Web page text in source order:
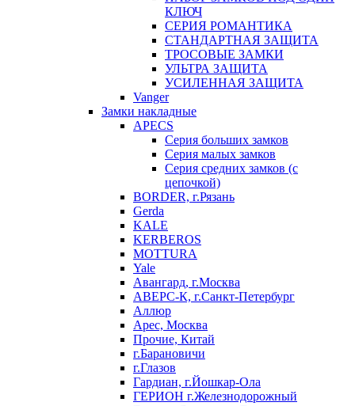
КЛЮЧ
СЕРИЯ РОМАНТИКА
СТАНДАРТНАЯ ЗАЩИТА
ТРОСОВЫЕ ЗАМКИ
УЛЬТРА ЗАЩИТА
УСИЛЕННАЯ ЗАЩИТА
Vanger
Замки накладные
APECS
Серия больших замков
Серия малых замков
Серия средних замков (с
цепочкой)
BORDER, г.Рязань
Gerda
KALE
KERBEROS
MOTTURA
Yale
Авангард, г.Москва
АВЕРС-К, г.Санкт-Петербург
Аллюр
Арес, Москва
Прочие, Китай
г.Барановичи
г.Глазов
Гардиан, г.Йошкар-Ола
ГЕРИОН г.Железнодорожный